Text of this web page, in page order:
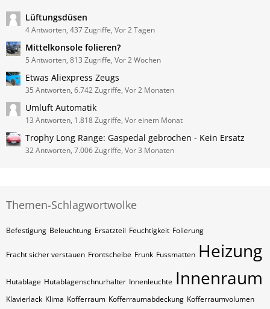
Lüftungsdüsen
4 Antworten, 437 Zugriffe, Vor 2 Tagen
Mittelkonsole folieren?
5 Antworten, 813 Zugriffe, Vor 2 Wochen
Etwas Aliexpress Zeugs
35 Antworten, 6.742 Zugriffe, Vor 2 Monaten
Umluft Automatik
13 Antworten, 1.818 Zugriffe, Vor einem Monat
Trophy Long Range: Gaspedal gebrochen - Kein Ersatz
32 Antworten, 7.006 Zugriffe, Vor 3 Monaten
Themen-Schlagwortwolke
Befestigung Beleuchtung Ersatzteil Feuchtigkeit Folierung
Fracht sicher verstauen Frontscheibe Frunk Fussmatten Heizung
Hutablage Hutablagenschnurhalter Innenleuchte Innenraum
Klavierlack Klima Kofferraum Kofferraumabdeckung Kofferraumvolumen